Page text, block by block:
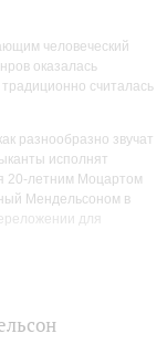
человеческий
оказалась
считалась
разнообразно звучат
исполнят
20-летним Моцартом
Мендельсоном в
для